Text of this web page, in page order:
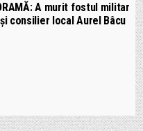
A murit fostul militar
și consilier local Aurel Bâcu